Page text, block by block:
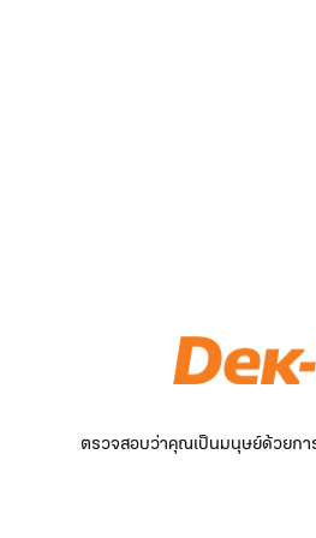
ตรวจสอบว่าคุณเป็นมนุษย์ด้วยกา